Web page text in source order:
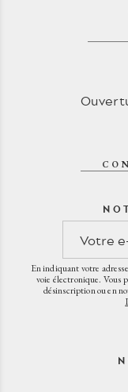
En indiquant votre
voie électronique. Vous
désinscription ou en